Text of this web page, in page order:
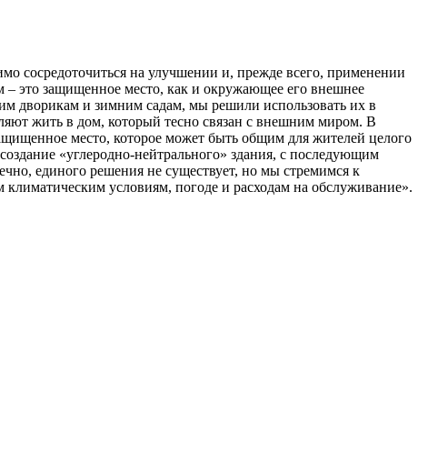
сосредоточиться на улучшении и, прежде всего, применении
– это защищенное место, как и окружающее его внешнее
дворикам и зимним садам, мы решили использовать их в
жить в дом, который тесно связан с внешним миром. В
место, которое может быть общим для жителей целого
«углеродно-нейтрального» здания, с последующим
единого решения не существует, но мы стремимся к
условиям, погоде и расходам на обслуживание».